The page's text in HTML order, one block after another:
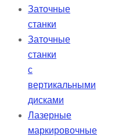
Заточные
станки
Заточные
станки
с
вертикальными
дисками
Лазерные
маркировочные